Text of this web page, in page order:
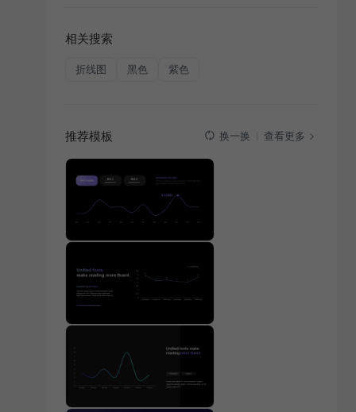
相关搜索
折线图 黑色 紫色
推荐模板 换一换 查看更多